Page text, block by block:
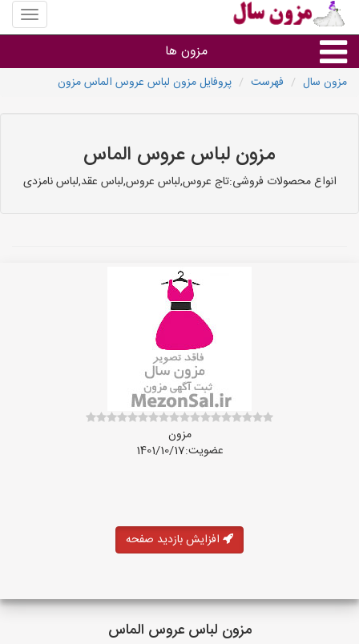
منوی
سایت
سال
مزون ها
استان ها
مزون سال فهرست پروفایل مزون لباس عروس الماس مزون
مزون لباس عروس الماس
انواع محصولات فروشی:تاج عروس,لباس عروس,لباس عقد,لباس نامزدی
مزون
عضویت:1401/10/17
افزایش بازدید صفحه
مزون لباس عروس الماس